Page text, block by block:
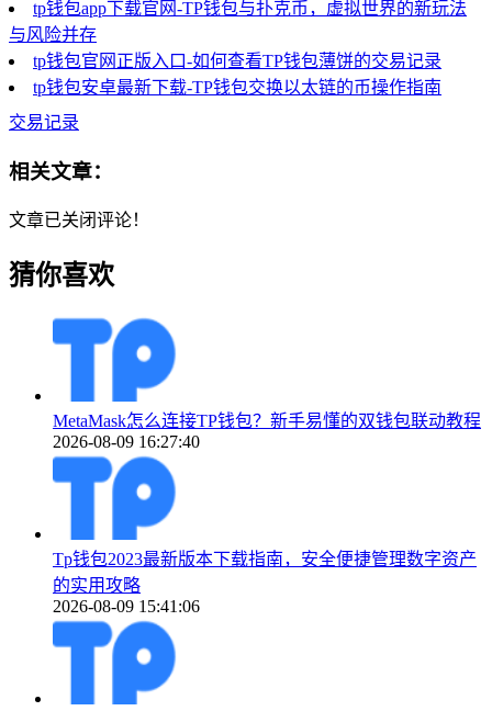
tp钱包app下载官网-TP钱包与扑克币，虚拟世界的新玩法
与风险并存
tp钱包官网正版入口-如何查看TP钱包薄饼的交易记录
tp钱包安卓最新下载-TP钱包交换以太链的币操作指南
交易记录
相关文章：
文章已关闭评论！
猜你喜欢
MetaMask怎么连接TP钱包？新手易懂的双钱包联动教程
2026-08-09 16:27:40
Tp钱包2023最新版本下载指南，安全便捷管理数字资产
的实用攻略
2026-08-09 15:41:06